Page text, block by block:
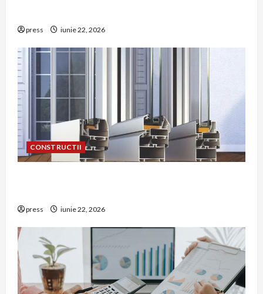
press iunie 22, 2026
CONSTRUCTII
press iunie 22, 2026